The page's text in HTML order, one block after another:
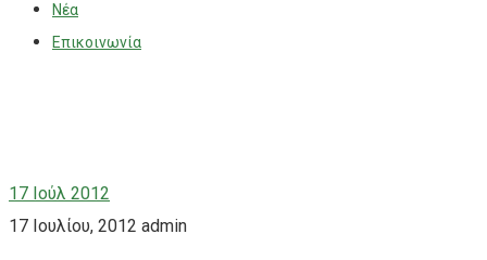
Νέα
Επικοινωνία
17 Ιούλ 2012
17 Ιουλίου, 2012 admin